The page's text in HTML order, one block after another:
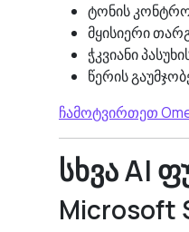
ტონის
მყისიერი
ჭკვიანი
წერის
ჩამოტვირთეთ
სხვა AI
Microsoft